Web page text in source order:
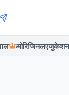
ओरिजिनलएजुकेशन